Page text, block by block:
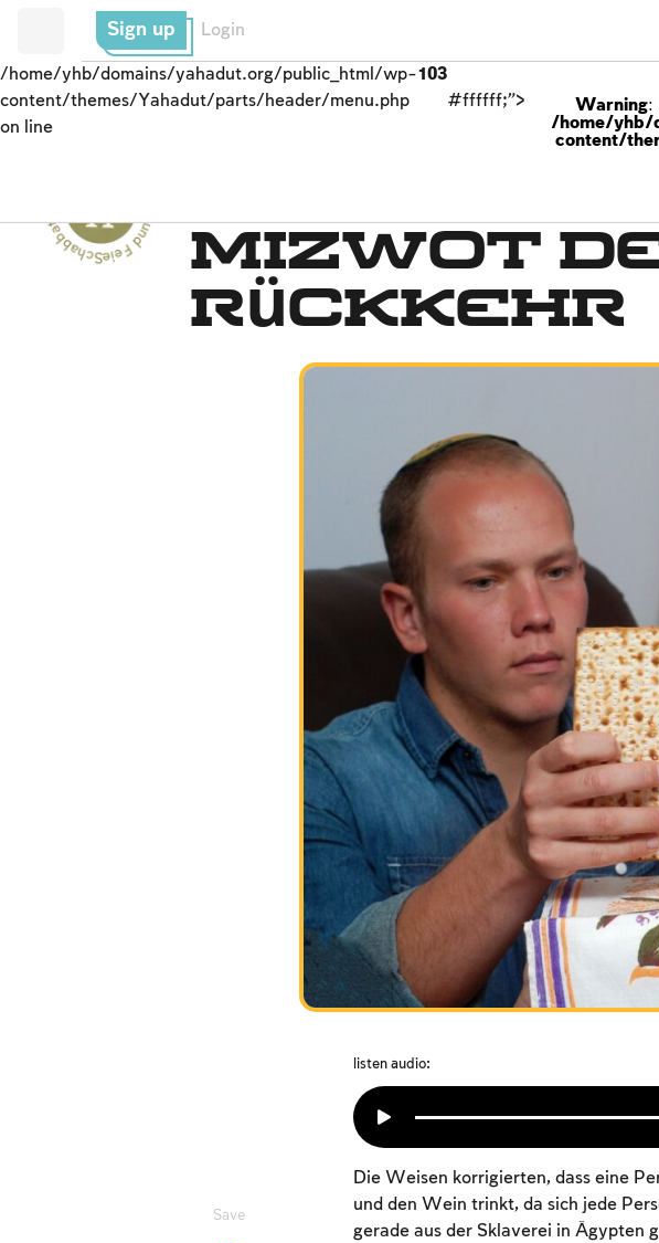
Sign up Login
/home/yhb/domains/yahadut.org/public_html/wp-
content/themes/Yahadut/parts/header/menu.php
on line
103
#ffffff;">
Warning:
/home/yhb/
content/
Schabbat und Feiertage - Schabbat und Feiertage -- Mizwot
Rückkehr
listen audio:
Save
Die Weisen korrigierten, dass eine
und den Wein trinkt, da sich jede
gerade aus der Sklaverei in Ägypten